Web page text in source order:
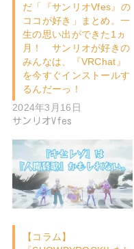
だ「『サンリオVfes』の
ココが好き」まとめ。一
生の思い出ができた1ヵ
月！ サンリオが好きの
みんなは、『VRChat』
を今すぐインストールす
るんだーっ！
2024年3月16日
サンリオVfes
【コラム】